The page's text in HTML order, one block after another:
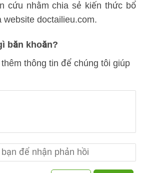
cứu nhằm chia sẻ kiến thức bổ
website doctailieu.com.
băn khoăn?
thông tin để chúng tôi giúp